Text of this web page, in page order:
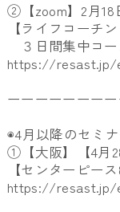
②【zoom】2月18
【ライフコーチ
３日間集中コー
https://resast.jp/
ーーーーーーー
◉4月以降のセミ
①【大阪】【4月
【センターピー
https://resast.jp/